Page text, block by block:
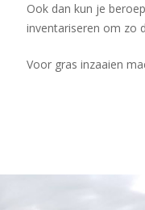
Ook dan kun je
inventariseren om zo
Voor gras inzaaien